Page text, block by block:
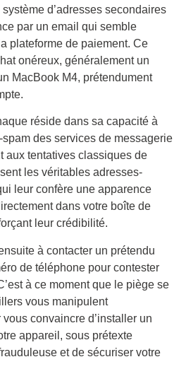
d’adresses secondaires
par un email qui semble
plateforme de paiement. Ce
onéreux, généralement un
MacBook M4, prétendument
réside dans sa capacité à
des services de messagerie
aux tentatives classiques de
les véritables adresses-
leur confère une apparence
dans votre boîte de
leur crédibilité.
à contacter un prétendu
de téléphone pour contester
à ce moment que le piège se
vous manipulent
convaincre d’installer un
appareil, sous prétexte
et de sécuriser votre